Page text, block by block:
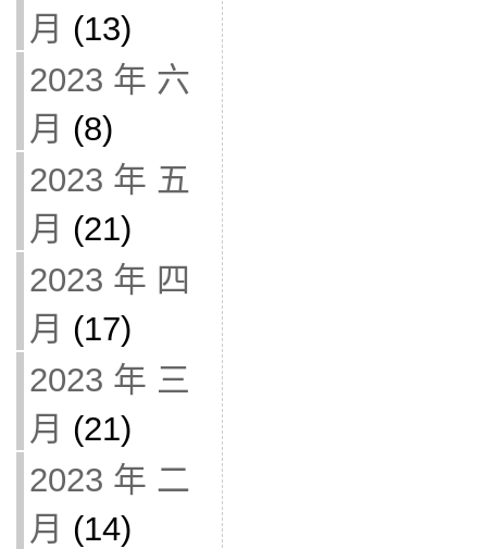
月 (13)
2023 年 六
月 (8)
2023 年 五
月 (21)
2023 年 四
月 (17)
2023 年 三
月 (21)
2023 年 二
月 (14)